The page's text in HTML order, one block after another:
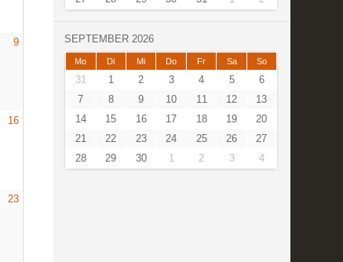
9
16
23
SEPTEMBER 2026
Mo Di Mi Do Fr Sa So
31 1 2 3 4 5
6
7
8 9 10 11 12
13
14
15 16 17 18 19
20
21
22 23 24 25 26
27
28
29 30 1 2 3 4